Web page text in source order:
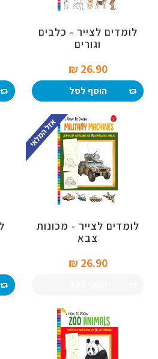
לומדים לצייר - כלבים
וגורים
26.90 ₪‎
הוסף לסל
לומדים לצייר - מכונות
צבא
26.90 ₪‎